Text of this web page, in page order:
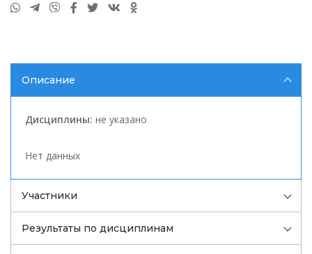
Описание
Дисциплины: не указано
Нет данных
Участники
Результаты по дисциплинам